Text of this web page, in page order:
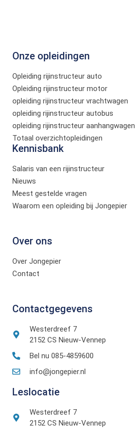
Onze opleidingen
Opleiding rijinstructeur auto
Opleiding rijinstructeur motor
opleiding rijinstructeur vrachtwagen
opleiding rijinstructeur autobus
opleiding rijinstructeur aanhangwagen
Totaal overzichtopleidingen
Kennisbank
Salaris van een rijinstructeur
Nieuws
Meest gestelde vragen
Waarom een opleiding bij Jongepier
Over ons
Over Jongepier
Contact
Contactgegevens
Westerdreef 7
2152 CS Nieuw-Vennep
Bel nu 085-4859600
info@jongepier.nl
Leslocatie
Westerdreef 7
2152 CS Nieuw-Vennep